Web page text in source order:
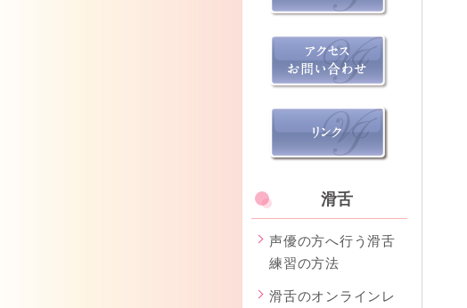
滑舌
声優の方へ行う滑舌
練習の方法
滑舌のオンラインレ